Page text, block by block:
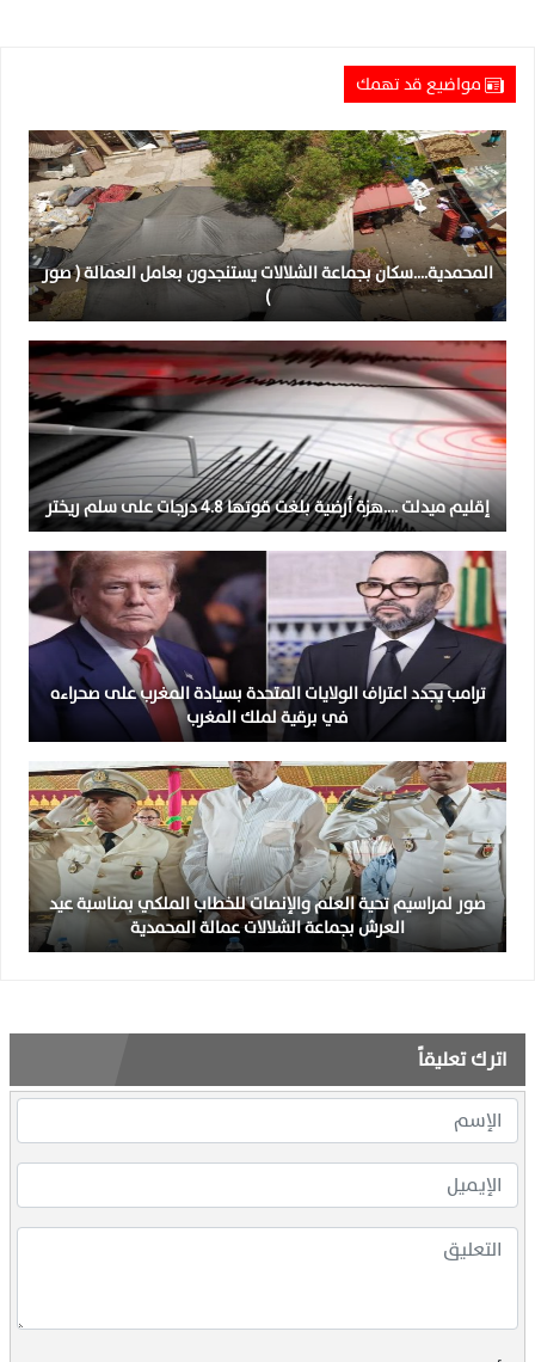
مواضيع قد تهمك
المحمدية….سكان بجماعة الشلالات يستنجدون بعامل العمالة ( صور
)
إقليم ميدلت ….هزة أرضية بلغت قوتها 4.8 درجات على سلم ريختر
ترامب يجدد اعتراف الولايات المتحدة بسيادة المغرب على صحراءه
في برقية لملك المغرب
صور لمراسيم تحية العلم والإنصات للخطاب الملكي بمناسبة عيد
العرش بجماعة الشلالات عمالة المحمدية
اترك تعليقاً